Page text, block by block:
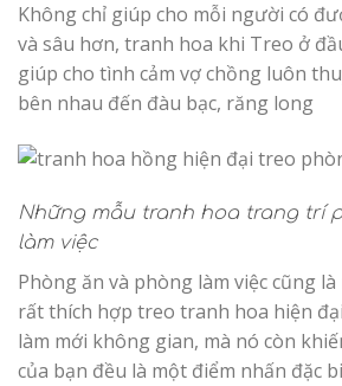
Không chỉ giúp cho mỗi người có
và sâu hơn, tranh hoa khi Treo ở
giúp cho tình cảm vợ chồng luôn
bên nhau đến đàu bạc, răng long
Những mẫu tranh hoa trang trí
làm việc
Phòng ăn và phòng làm việc cũng
rất thích hợp treo tranh hoa hiện
làm mới không gian, mà nó còn
của bạn đều là một điểm nhấn đặc